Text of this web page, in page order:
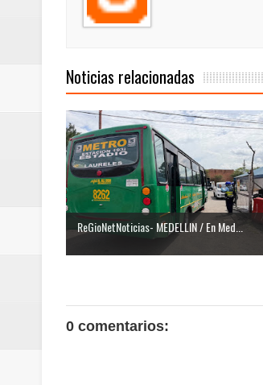
Noticias relacionadas
ReGioNetNoticias- MEDELLIN / En Med...
0 comentarios: